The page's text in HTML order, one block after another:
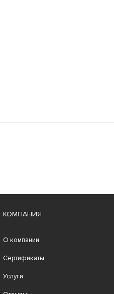
КОМПАНИЯ
О компании
Сертификаты
Услуги